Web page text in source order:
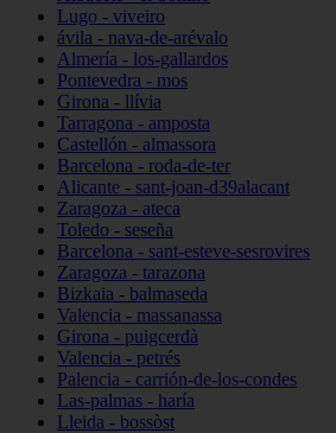
Lugo - viveiro
ávila - nava-de-arévalo
Almería - los-gallardos
Pontevedra - mos
Girona - llívia
Tarragona - amposta
Castellón - almassora
Barcelona - roda-de-ter
Alicante - sant-joan-d39alacant
Zaragoza - ateca
Toledo - seseña
Barcelona - sant-esteve-sesrovires
Zaragoza - tarazona
Bizkaia - balmaseda
Valencia - massanassa
Girona - puigcerdà
Valencia - petrés
Palencia - carrión-de-los-condes
Las-palmas - haría
Lleida - bossòst